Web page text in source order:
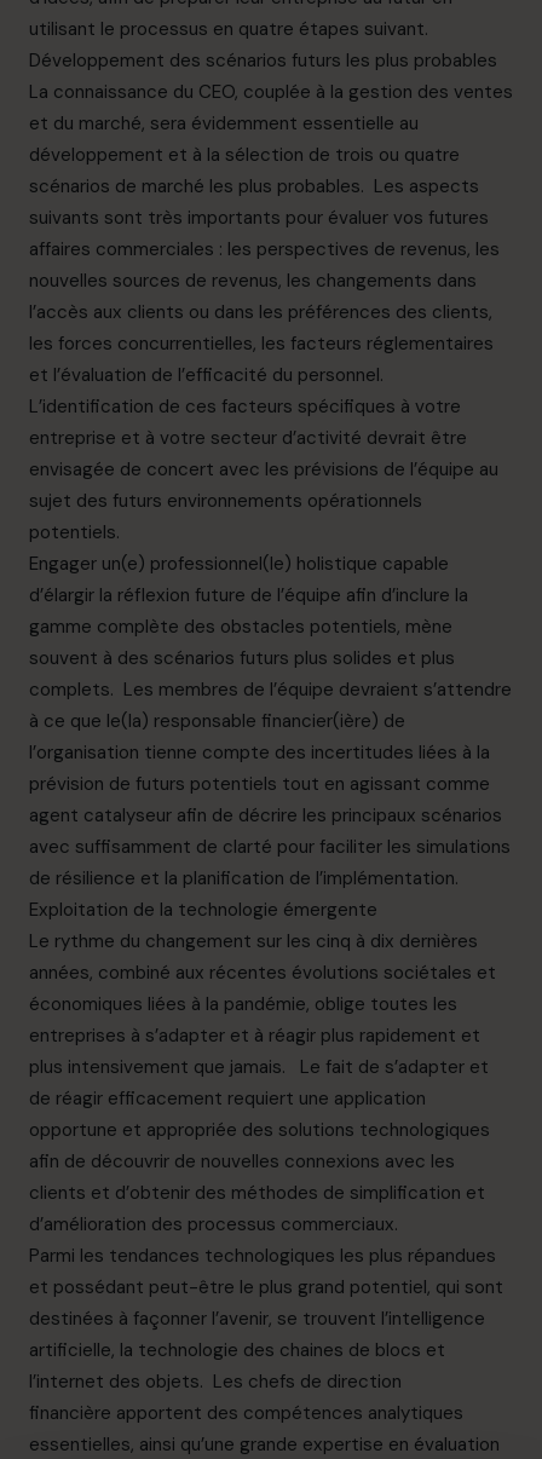
utilisant le processus en quatre étapes suivant.
Développement des scénarios futurs les plus probables
La connaissance du CEO, couplée à la gestion des ventes
et du marché, sera évidemment essentielle au
développement et à la sélection de trois ou quatre
scénarios de marché les plus probables. Les aspects
suivants sont très importants pour évaluer vos futures
affaires commerciales : les perspectives de revenus, les
nouvelles sources de revenus, les changements dans
l’accès aux clients ou dans les préférences des clients,
les forces concurrentielles, les facteurs réglementaires
et l’évaluation de l’efficacité du personnel.
L’identification de ces facteurs spécifiques à votre
entreprise et à votre secteur d’activité devrait être
envisagée de concert avec les prévisions de l’équipe au
sujet des futurs environnements opérationnels
potentiels.
Engager un(e) professionnel(le) holistique capable
d’élargir la réflexion future de l’équipe afin d’inclure la
gamme complète des obstacles potentiels, mène
souvent à des scénarios futurs plus solides et plus
complets. Les membres de l’équipe devraient s’attendre
à ce que le(la) responsable financier(ière) de
l’organisation tienne compte des incertitudes liées à la
prévision de futurs potentiels tout en agissant comme
agent catalyseur afin de décrire les principaux scénarios
avec suffisamment de clarté pour faciliter les simulations
de résilience et la planification de l’implémentation.
Exploitation de la technologie émergente
Le rythme du changement sur les cinq à dix dernières
années, combiné aux récentes évolutions sociétales et
économiques liées à la pandémie, oblige toutes les
entreprises à s’adapter et à réagir plus rapidement et
plus intensivement que jamais. Le fait de s’adapter et
de réagir efficacement requiert une application
opportune et appropriée des solutions technologiques
afin de découvrir de nouvelles connexions avec les
clients et d’obtenir des méthodes de simplification et
d’amélioration des processus commerciaux.
Parmi les tendances technologiques les plus répandues
et possédant peut-être le plus grand potentiel, qui sont
destinées à façonner l’avenir, se trouvent l’intelligence
artificielle, la technologie des chaines de blocs et
l’internet des objets. Les chefs de direction
financière apportent des compétences analytiques
essentielles, ainsi qu’une grande expertise en évaluation